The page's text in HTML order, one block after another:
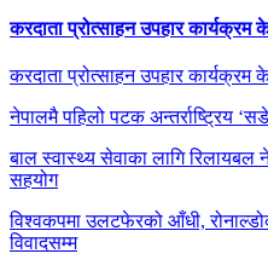
करदाता प्रोत्साहन उपहार कार्यक्रम
करदाता प्रोत्साहन उपहार कार्यक्रम
नेपालमै पहिलो पटक अन्तर्राष्ट्रिय
बाल स्वास्थ्य सेवाका लागि रिलायबल
सहयोग
विश्वकपमा उलटफेरको आँधी,
विवादसम्म